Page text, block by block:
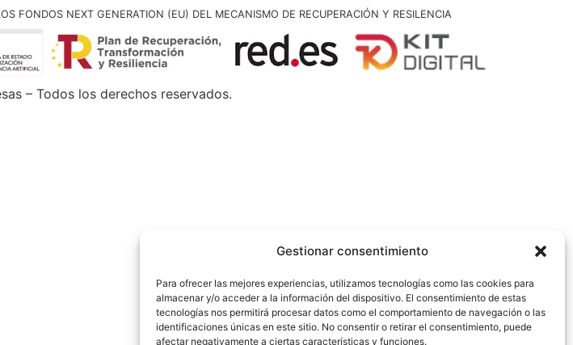
Gestionar consentimiento
Para ofrecer las mejores experiencias, utilizamos tecnologías como las cookies para
almacenar y/o acceder a la información del dispositivo. El consentimiento de estas
tecnologías nos permitirá procesar datos como el comportamiento de navegación o las
identificaciones únicas en este sitio. No consentir o retirar el consentimiento, puede
afectar negativamente a ciertas características y funciones.
FONDOS NEXT GENERATION (EU) DEL MECANISMO DE RECUPERACIÓN Y RESILENCIA
– Todos los derechos reservados.